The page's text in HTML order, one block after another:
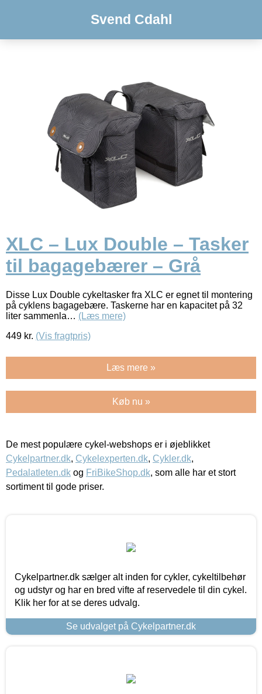
Svend Cdahl
XLC – Lux Double – Tasker
til bagagebærer – Grå
Disse Lux Double cykeltasker fra XLC er egnet til montering
på cyklens bagagebære. Taskerne har en kapacitet på 32
liter sammenla… (Læs mere)
449 kr. (Vis fragtpris)
Læs mere »
Køb nu »
De mest populære cykel-webshops er i øjeblikket
Cykelpartner.dk, Cykelexperten.dk, Cykler.dk,
Pedalatleten.dk og FriBikeShop.dk, som alle har et stort
sortiment til gode priser.
Cykelpartner.dk sælger alt inden for cykler, cykeltilbehør
og udstyr og har en bred vifte af reservedele til din cykel.
Klik her for at se deres udvalg.
Se udvalget på Cykelpartner.dk